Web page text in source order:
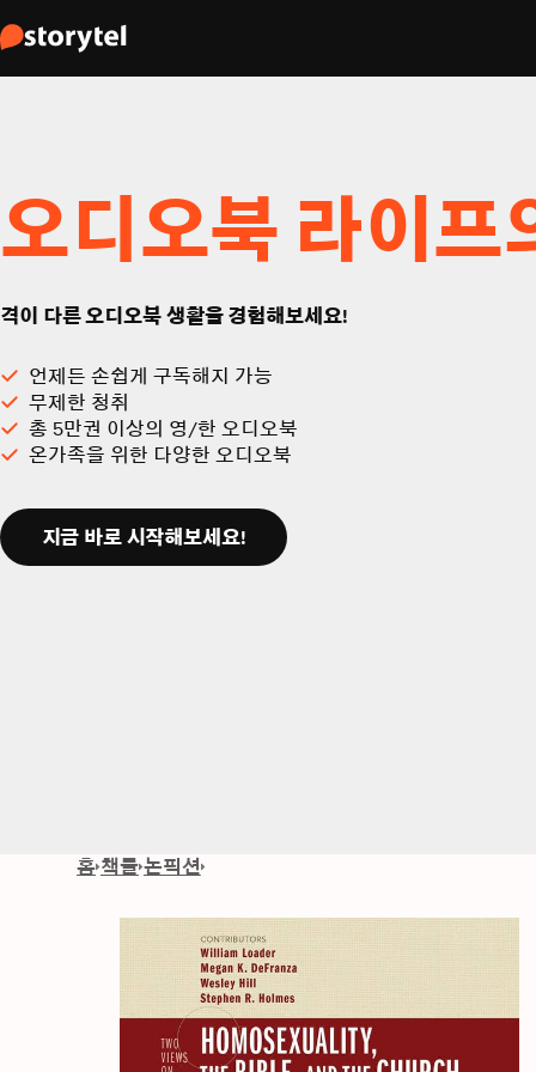
오디오북 라이프
격이 다른 오디오북 생활을 경험해보세요!
언제든 손쉽게 구독해지 가능
무제한 청취
총 5만권 이상의 영/한 오디오북
온가족을 위한 다양한 오디오북
지금 바로 시작해보세요!
홈 책들 논픽션